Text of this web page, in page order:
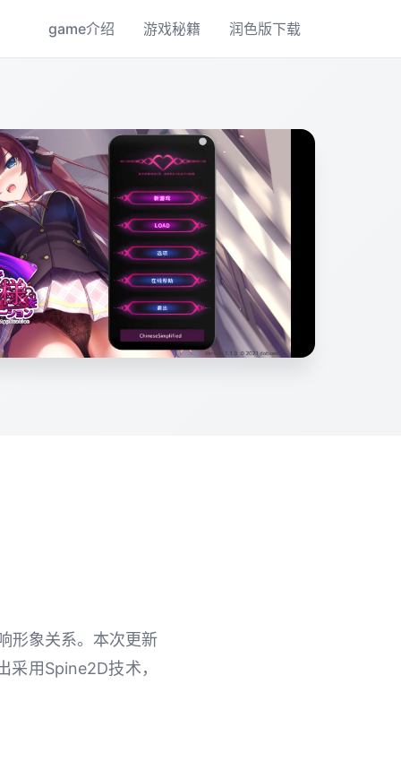
game介绍 游戏秘籍 润色版下载
形象关系。本次更新
用Spine2D技术，